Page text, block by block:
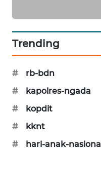
Trending
#
rb-bdn
#
kapolres-ngada
#
kopdit
#
kknt
#
hari-anak-nasional